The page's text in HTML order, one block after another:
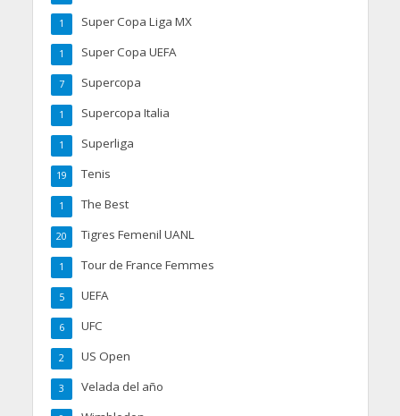
Super Copa Liga MX
1
Super Copa UEFA
1
Supercopa
7
Supercopa Italia
1
Superliga
1
Tenis
19
The Best
1
Tigres Femenil UANL
20
Tour de France Femmes
1
UEFA
5
UFC
6
US Open
2
Velada del año
3